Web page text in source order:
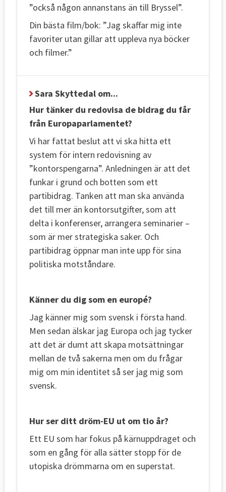
”också någon annanstans än till Bryssel”.
Din bästa film/bok: ”Jag skaffar mig inte
favoriter utan gillar att uppleva nya böcker
och filmer.”
Sara Skyttedal om...
Hur tänker du redovisa de bidrag du får
från Europaparlamentet?
Vi har fattat beslut att vi ska hitta ett
system för intern redovisning av
”kontorspengarna”. Anledningen är att det
funkar i grund och botten som ett
partibidrag. Tanken att man ska använda
det till mer än kontorsutgifter, som att
delta i konferenser, arrangera seminarier –
som är mer strategiska saker. Och
partibidrag öppnar man inte upp för sina
politiska motståndare.
Känner du dig som en europé?
Jag känner mig som svensk i första hand.
Men sedan älskar jag Europa och jag tycker
att det är dumt att skapa motsättningar
mellan de två sakerna men om du frågar
mig om min identitet så ser jag mig som
svensk.
Hur ser ditt dröm-EU ut om tio år?
Ett EU som har fokus på kärnuppdraget och
som en gång för alla sätter stopp för de
utopiska drömmarna om en superstat.